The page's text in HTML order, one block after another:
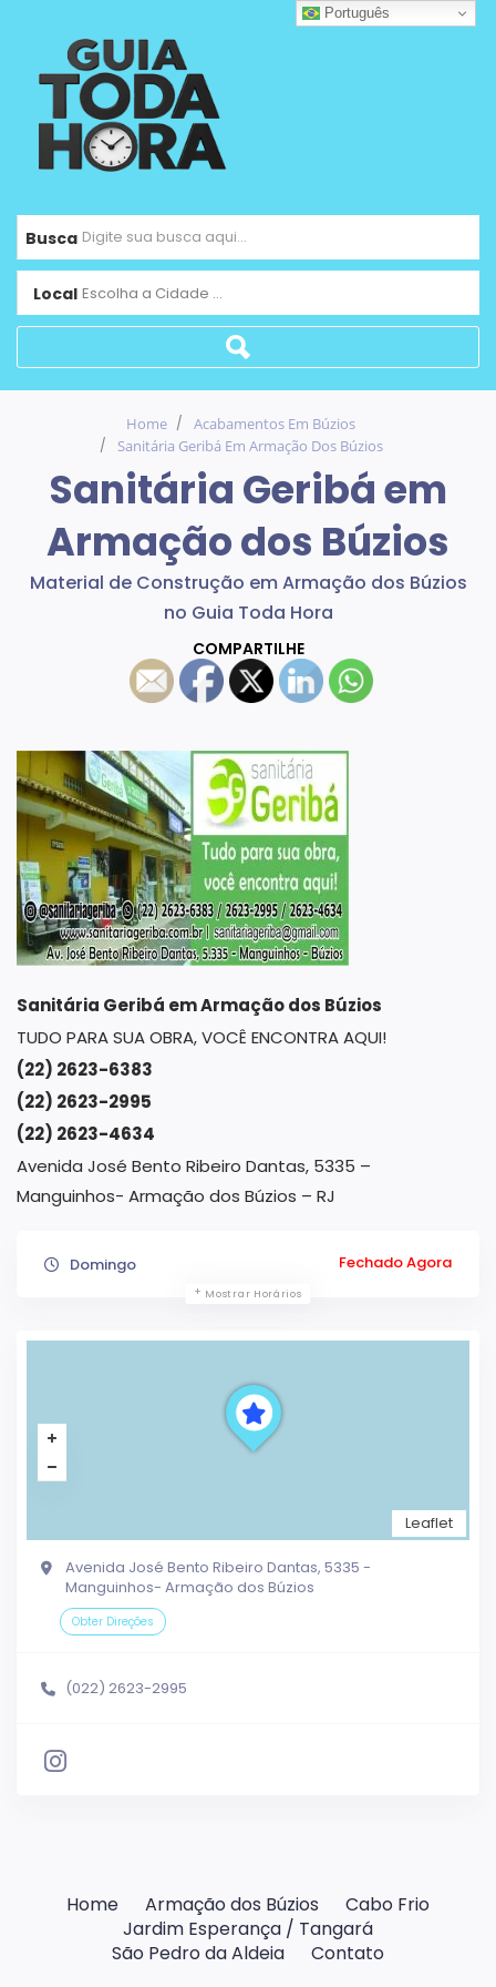
Busca
Local Escolha a Cidade ...
Home
Acabamentos Em Búzios
Sanitária Geribá Em Armação Dos Búzios
Sanitária Geribá em
Armação dos Búzios
Material de Construção em Armação dos Búzios
no Guia Toda Hora
COMPARTILHE
Sanitária Geribá em Armação dos Búzios
TUDO PARA SUA OBRA, VOCÊ ENCONTRA AQUI!
(22) 2623-6383
(22) 2623-2995
(22) 2623-4634
Avenida José Bento Ribeiro Dantas, 5335 –
Manguinhos- Armação dos Búzios – RJ
Domingo Fechado Agora
Mostrar Horários
Leaflet
Avenida José Bento Ribeiro Dantas, 5335 -
Manguinhos- Armação dos Búzios
Obter Direções
(022) 2623-2995
Home Armação dos Búzios
Cabo Frio
Jardim Esperança / Tangará
São Pedro da Aldeia
Contato
Português